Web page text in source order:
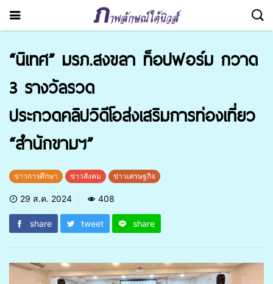
“นิเทศ” มรภ.สงขลา ท็อปฟอร์ม กวาด
3 รางวัลรวด
ประกวดคลิปวิดีโอส่งเสริมการท่องเที่ยว
“สำนักขามฯ”
ข่าวการศึกษา ข่าวสังคม ข่าวเศรษฐกิจ
29 ส.ค. 2024 408
share tweet share